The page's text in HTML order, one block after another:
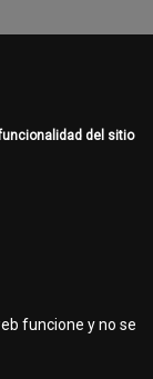
del sitio
funcione y no se